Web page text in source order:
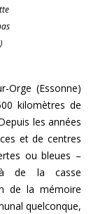
Orge (Essonne)
kilomètres de
les années
et de centres
ou bleues –
de la casse
de la mémoire
quelconque,